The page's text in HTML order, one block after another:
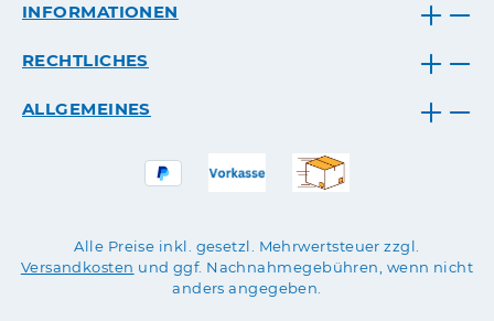
INFORMATIONEN
RECHTLICHES
ALLGEMEINES
Alle Preise inkl. gesetzl. Mehrwertsteuer zzgl.
Versandkosten und ggf. Nachnahmegebühren, wenn nicht
anders angegeben.